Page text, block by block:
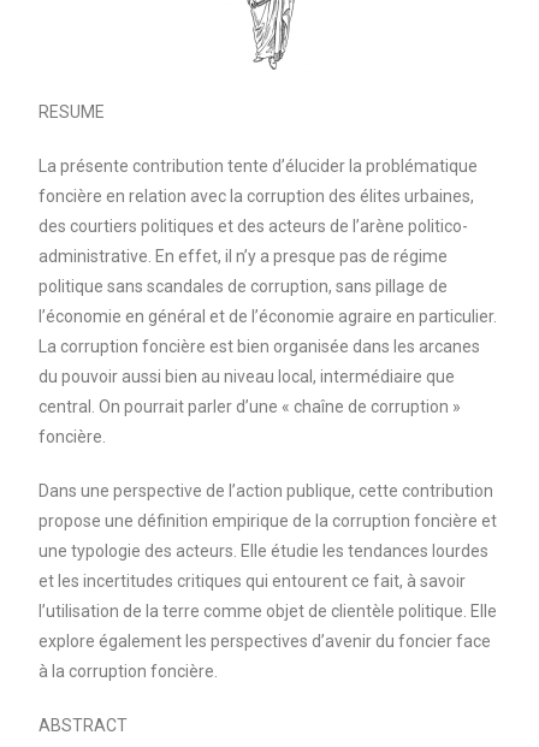
RESUME
La présente contribution tente d’élucider la problématique
foncière en relation avec la corruption des élites urbaines,
des courtiers politiques et des acteurs de l’arène politico-
administrative. En effet, il n’y a presque pas de régime
politique sans scandales de corruption, sans pillage de
l’économie en général et de l’économie agraire en particulier.
La corruption foncière est bien organisée dans les arcanes
du pouvoir aussi bien au niveau local, intermédiaire que
central. On pourrait parler d’une « chaîne de corruption »
foncière.
Dans une perspective de l’action publique, cette contribution
propose une définition empirique de la corruption foncière et
une typologie des acteurs. Elle étudie les tendances lourdes
et les incertitudes critiques qui entourent ce fait, à savoir
l’utilisation de la terre comme objet de clientèle politique. Elle
explore également les perspectives d’avenir du foncier face
à la corruption foncière.
ABSTRACT